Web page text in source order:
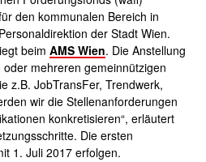
den kommunalen Bereich in
der Stadt Wien.
beim AMS Wien. Die Anstellung
mehreren gemeinnützigen
z.B. JobTransFer, Trendwerk,
wir die Stellenanforderungen
konkretisieren“, erläutert
Die ersten
1. Juli 2017 erfolgen.